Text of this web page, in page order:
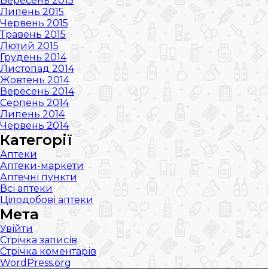
Липень 2015
Червень 2015
Травень 2015
Лютий 2015
Грудень 2014
Листопад 2014
Жовтень 2014
Вересень 2014
Серпень 2014
Липень 2014
Червень 2014
Категорії
Аптеки
Аптеки-маркети
Аптечні пункти
Всі аптеки
Цілодобові аптеки
Мета
Увійти
Стрічка записів
Стрічка коментарів
WordPress.org